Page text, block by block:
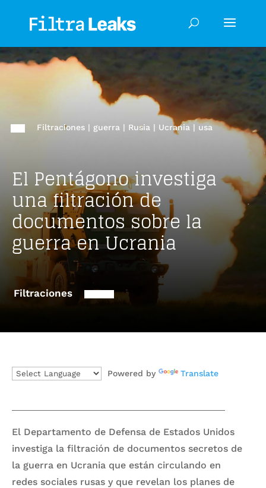
Filtraciones| guerra | Rusia | Ucrania | usa
El Pentágono investiga
una filtración de
documentos sobre la
guerra en Ucrania
Filtraciones
Powered by Translate
El Departamento de Defensa de Estados Unidos
investiga la filtración de documentos secretos de
la guerra en Ucrania que están circulando en
redes sociales rusas y que revelan los planes de